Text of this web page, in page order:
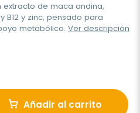
de maca andina,
B12 y zinc, pensado para
metabólico. Ver descripción
Añadir al carrito